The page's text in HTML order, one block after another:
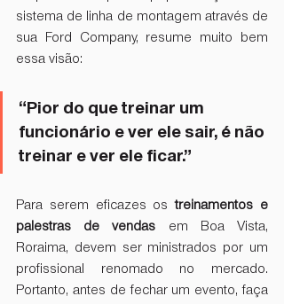
sistema de linha de montagem através de
sua Ford Company, resume muito bem
essa visão:
“Pior do que treinar um
funcionário e ver ele sair, é não
treinar e ver ele ficar.”
Para serem eficazes os treinamentos e
palestras de vendas em Boa Vista,
Roraima, devem ser ministrados por um
profissional renomado no mercado.
Portanto, antes de fechar um evento, faça